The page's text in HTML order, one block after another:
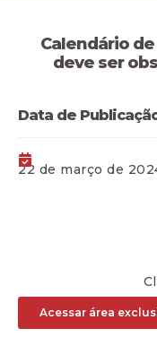
Calendário
deve ser
Data de
22 de março de
Acessar área